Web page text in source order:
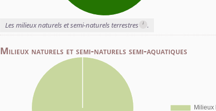
Les milieux naturels et semi-naturels terrestres i .
Milieux naturels et semi-naturels semi-aquatiques